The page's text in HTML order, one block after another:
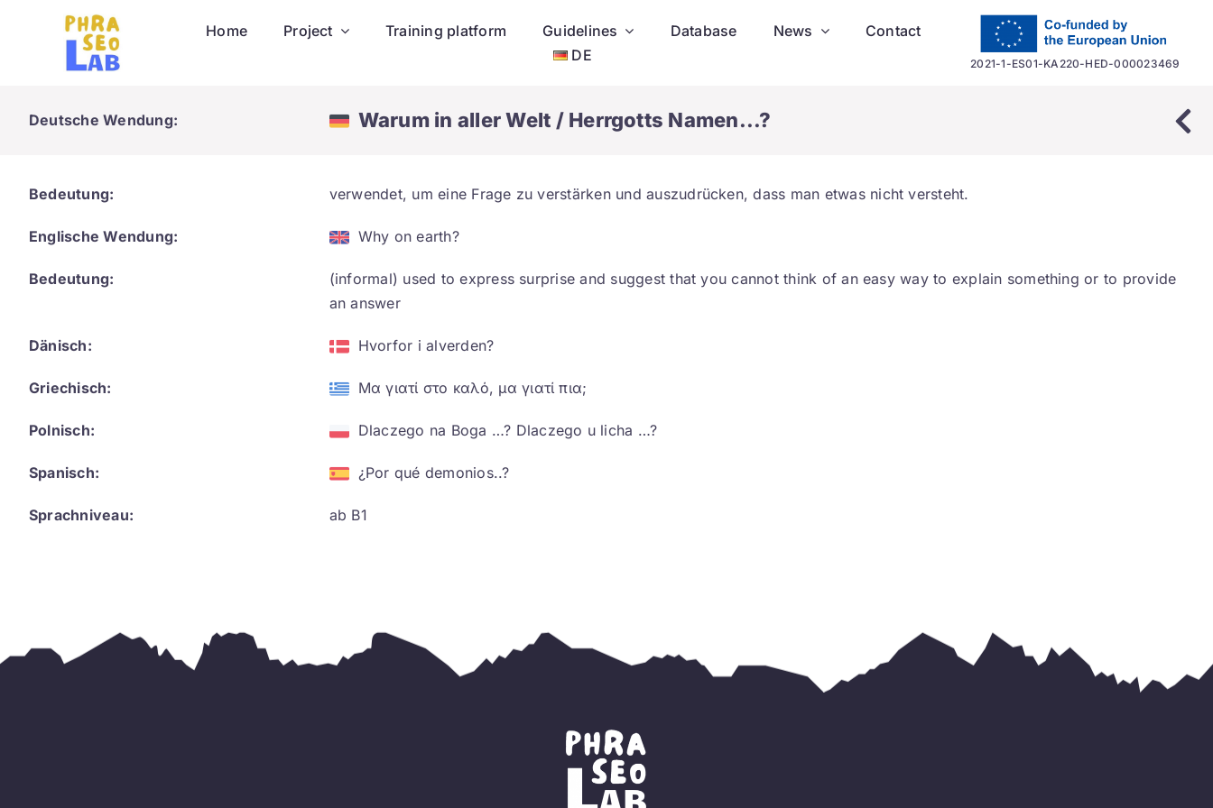
Home Project Training platform Guidelines Database News
Contact
DE
2021-1-ES01-KA220-HED-000023469
Deutsche Wendung: Warum in aller Welt / Herrgotts Namen...?
Bedeutung: verwendet, um eine Frage zu verstärken und auszudrücken, dass man etwas nicht versteht.
Englische Wendung: Why on earth?
Bedeutung:
(informal) used to express surprise and suggest that you cannot think of an easy way to explain something or to provide
an answer
Dänisch: Hvorfor i alverden?
Griechisch: Μα γιατί στο καλό, μα γιατί πια;
Polnisch: Dlaczego na Boga …? Dlaczego u licha …?
Spanisch: ¿Por qué demonios..?
Sprachniveau: ab B1